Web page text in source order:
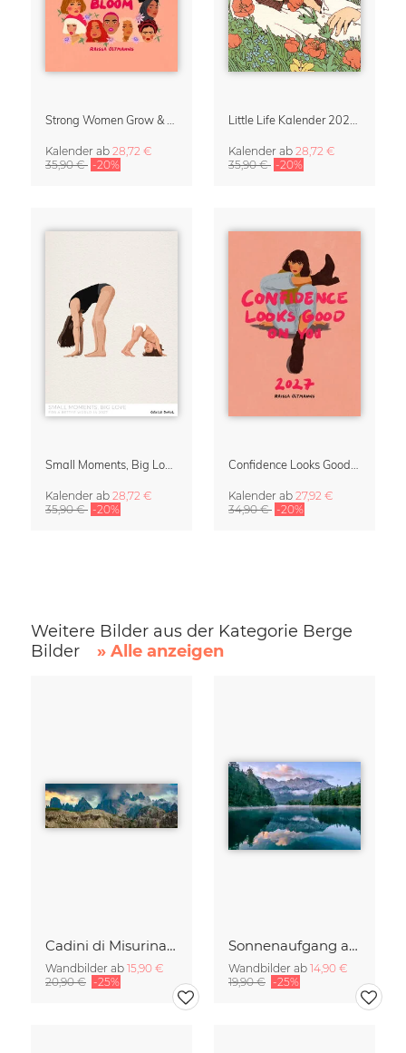
Kalender ab 28,72 €
35,90 € -20%
Kalender ab 28,72 €
35,90 € -20%
Kalender ab 28,72 €
35,90 € -20%
Kalender ab 27,92 €
34,90 € -20%
Weitere Bilder aus der Kategorie Berge
Bilder
» Alle anzeigen
Cadini di Misurina im Sommer - Panorama
Wandbilder ab 15,90 €
20,90 € -25%
Sonnenaufgang am Eibsee Bayern
Wandbilder ab 14,90 €
19,90 € -25%